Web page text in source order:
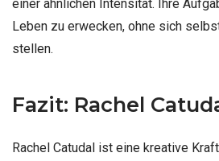
einer ähnlichen Intensität. Ihre
Leben zu erwecken, ohne sich
stellen.
Fazit: Rachel
Rachel Catudal ist eine kreative